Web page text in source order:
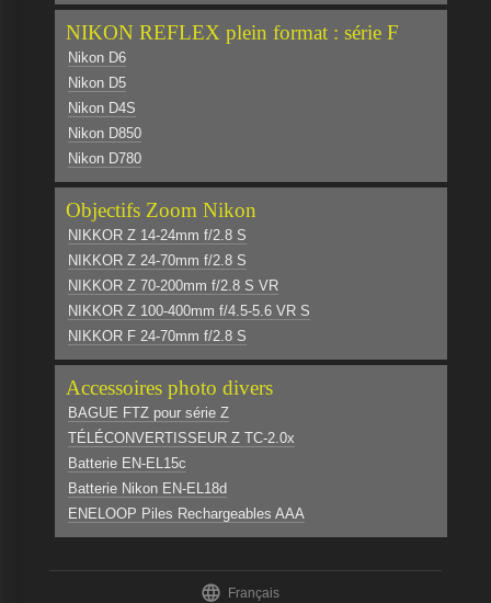
NIKON REFLEX plein format : série F
Nikon D6
Nikon D5
Nikon D4S
Nikon D850
Nikon D780
Objectifs Zoom Nikon
NIKKOR Z 14-24mm f/2.8 S
NIKKOR Z 24-70mm f/2.8 S
NIKKOR Z 70-200mm f/2.8 S VR
NIKKOR Z 100-400mm f/4.5-5.6 VR S
NIKKOR F 24-70mm f/2.8 S
Accessoires photo divers
BAGUE FTZ pour série Z
TÉLÉCONVERTISSEUR Z TC-2.0x
Batterie EN-EL15c
Batterie Nikon EN-EL18d
ENELOOP Piles Rechargeables AAA
 Français